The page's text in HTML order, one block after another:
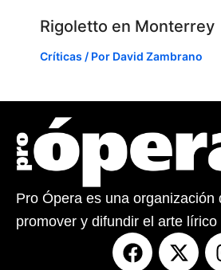
Rigoletto en Monterrey
Críticas / Por David Zambrano
Pro Ópera es una organización
promover y difundir el arte lírico
F
a
X
-